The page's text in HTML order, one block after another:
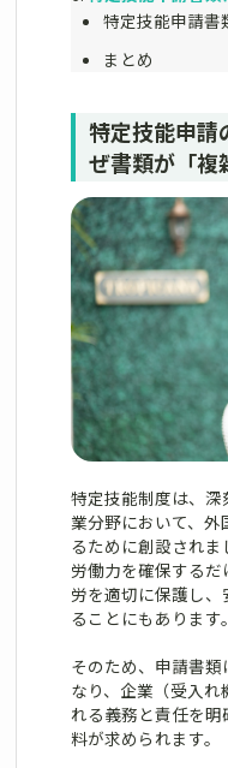
特定技能申請書
まとめ
特定技能申請
ぜ書類が「複
特定技能制度は、
業分野において、
るために創設され
労働力を確保する
労を適切に保護し
ることにもあります。
そのため、申請書
なり、企業（受入
れる義務と責任を
料が求められます。